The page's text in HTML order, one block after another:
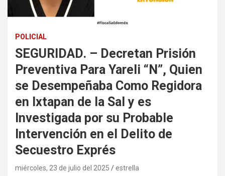
POLICIAL
SEGURIDAD. – Decretan Prisión
Preventiva Para Yareli “N”, Quien
se Desempeñaba Como Regidora
en Ixtapan de la Sal y es
Investigada por su Probable
Intervención en el Delito de
Secuestro Exprés
miércoles, 23 de julio del 2025 estrella